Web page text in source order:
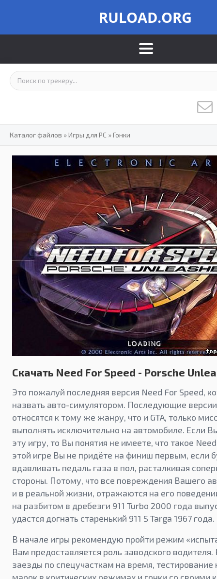
RULOAD.ORG
Каталог файлов »Игры для PC »Гонки
Скачать Need For Speed - Porsche
Это пожалуй последняя версия Need For Speed,
назвать авто-симулятором. Последующие
относятся к тому же жанру, что и GTA, только
выполнять исключительно на автомобиле. Если
эту игру, то Вы понятия не имеете, что такое
этой игре Вы не придёте на финиш первым, если
вдавливать педаль газа в пол, расталкивая
стороны. Потому, что все повреждения Вашего
и в реальной жизни, отражаются на его
на разбитом в дребезги 911 Turbo 2000 года
удастся догнать старенький 911 S Targa 1967 года.
В начале игры рекомендую пройти режим
Вам предоставляется роль заводского водителя.
заезды по спецучасткам на время,